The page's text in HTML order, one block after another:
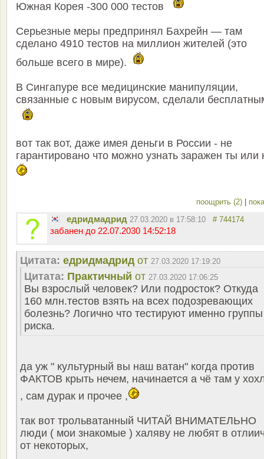
Южная Корея -300 000 тестов
Серьезные меры предпринял Бахрейн — там
сделано 4910 тестов на миллион жителей (это
больше всего в мире).
В Сингапуре все медицинские манипуляции,
связанные с новым вирусом, сделали
вот так вот, даже имея деньги в России - не
гарантировано что можно узнать заражен ты или
поощрить (2)
едридмадрид 27.03.2020 в 17:58:10 # 744174
забанен до 22.07.2030 14:52:18
Цитата: едридмадрид от 27.03.2020 17:19:20
Цитата: Практичный от 27.03.2020 17:06:25
Вы взрослый человек? Или подросток? Откуда
160 млн.тестов взять на всех подозревающих
болезнь? Логично что тестируют именно группы
риска.
да уж " культурный вы наш ватан" когда против
ФАКТОВ крыть нечем, начинается а чё там у
, сам дурак и прочее ,
так вот трольватанный ЧИТАЙ ВНИМАТЕЛЬНО
люди ( мои знакомые ) халяву не любят в
от некоторых,